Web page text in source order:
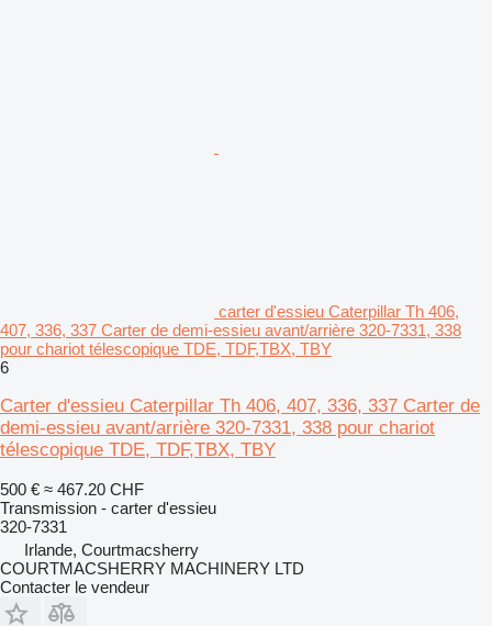
carter d'essieu Caterpillar Th 406,
407, 336, 337 Carter de demi-essieu avant/arrière 320-7331, 338
pour chariot télescopique TDE, TDF,TBX, TBY
6
Carter d'essieu Caterpillar Th 406, 407, 336, 337 Carter de
demi-essieu avant/arrière 320-7331, 338 pour chariot
télescopique TDE, TDF,TBX, TBY
500 € ≈ 467.20 CHF
Transmission - carter d'essieu
320-7331
Irlande, Courtmacsherry
COURTMACSHERRY MACHINERY LTD
Contacter le vendeur